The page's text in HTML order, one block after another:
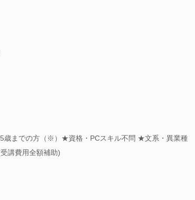
歳までの方（※）★資格・PCスキル不問 ★文系・異業種
講費用全額補助)